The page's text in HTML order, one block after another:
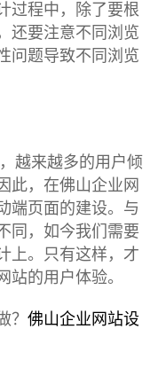
过程中，除了要根
还要注意不同浏览
问题导致不同浏览
越来越多的用户倾
此，在佛山企业网
端页面的建设。与
同，如今我们需要
上。只有这样，才
站的用户体验。
？佛山企业网站设